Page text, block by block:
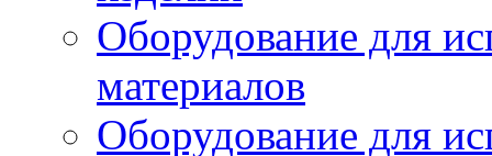
Оборудование для
материалов
Оборудование для